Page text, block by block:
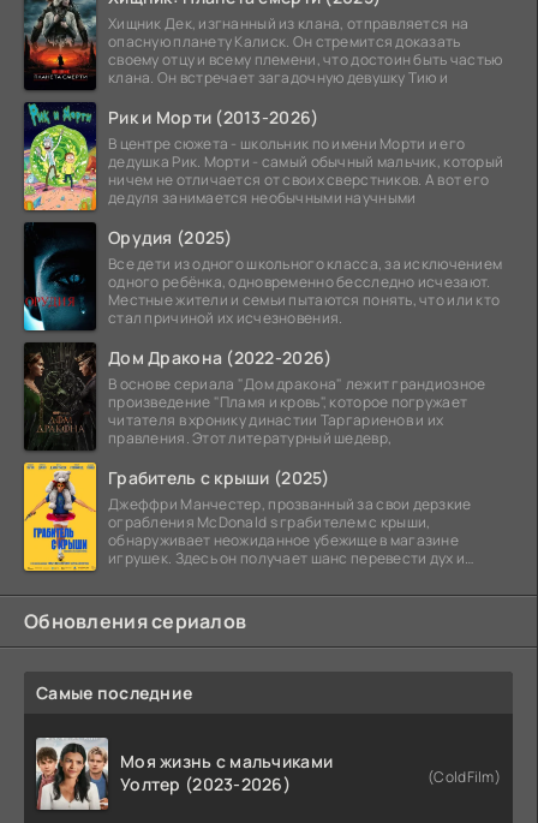
Хищник Дек, изгнанный из клана, отправляется на
опасную планету Калиск. Он стремится доказать
своему отцу и всему племени, что достоин быть частью
клана. Он встречает загадочную девушку Тию и
Рик и Морти (2013-2026)
В центре сюжета - школьник по имени Морти и его
дедушка Рик. Морти - самый обычный мальчик, который
ничем не отличается от своих сверстников. А вот его
дедуля занимается необычными научными
Орудия (2025)
Все дети из одного школьного класса, за исключением
одного ребёнка, одновременно бесследно исчезают.
Местные жители и семьи пытаются понять, что или кто
стал причиной их исчезновения.
Дом Дракона (2022-2026)
В основе сериала "Дом дракона" лежит грандиозное
произведение "Пламя и кровь", которое погружает
читателя в хронику династии Таргариенов и их
правления. Этот литературный шедевр,
Грабитель с крыши (2025)
Джеффри Манчестер, прозванный за свои дерзкие
ограбления McDonald s грабителем с крыши,
обнаруживает неожиданное убежище в магазине
игрушек. Здесь он получает шанс перевести дух и
Обновления сериалов
Самые последние
Моя жизнь с мальчиками
Уолтер (2023-2026)
(ColdFilm)